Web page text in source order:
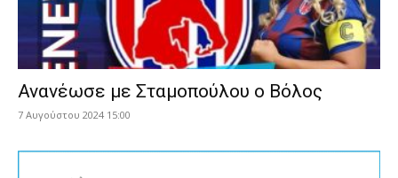
Ανανέωσε με Σταμοπούλου ο Βόλος
7 Αυγούστου 2024 15:00